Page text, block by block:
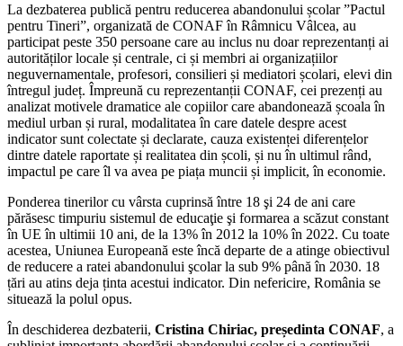
La dezbaterea publică pentru reducerea abandonului școlar ”Pactul
pentru Tineri”, organizată de CONAF în Râmnicu Vâlcea, au
participat peste 350 persoane care au inclus nu doar reprezentanți ai
autorităților locale și centrale, ci și membri ai organizațiilor
neguvernamentale, profesori, consilieri și mediatori școlari, elevi din
întregul județ. Împreună cu reprezentanții CONAF, cei prezenți au
analizat motivele dramatice ale copiilor care abandonează școala în
mediul urban și rural, modalitatea în care datele despre acest
indicator sunt colectate și declarate, cauza existenței diferențelor
dintre datele raportate și realitatea din școli, și nu în ultimul rând,
impactul pe care îl va avea pe piața muncii și implicit, în economie.
Ponderea tinerilor cu vârsta cuprinsă între 18 şi 24 de ani care
părăsesc timpuriu sistemul de educaţie şi formarea a scăzut constant
în UE în ultimii 10 ani, de la 13% în 2012 la 10% în 2022. Cu toate
acestea, Uniunea Europeană este încă departe de a atinge obiectivul
de reducere a ratei abandonului şcolar la sub 9% până în 2030. 18
țări au atins deja ținta acestui indicator. Din nefericire, România se
situează la polul opus.
În deschiderea dezbaterii, Cristina Chiriac, președinta CONAF, a